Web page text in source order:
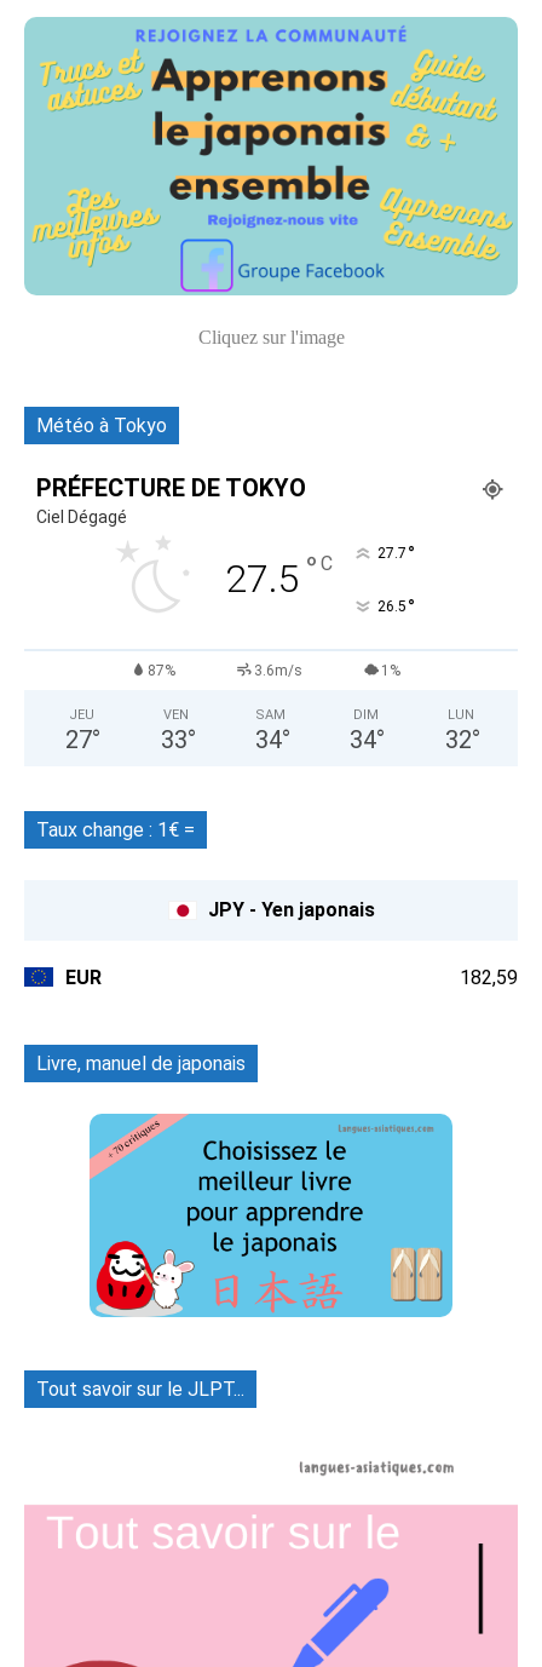
Cliquez sur l'image
Météo à Tokyo
PRÉFECTURE DE TOKYO
Ciel Dégagé
27.5 ° C 27.7 °
26.5 °
87% 3.6m/s 1%
JEU
27°
VEN
33°
SAM
34°
DIM
34°
LUN
32°
Taux change : 1€ =
JPY - Yen japonais
EUR 182,59
Livre, manuel de japonais
Tout savoir sur le JLPT...